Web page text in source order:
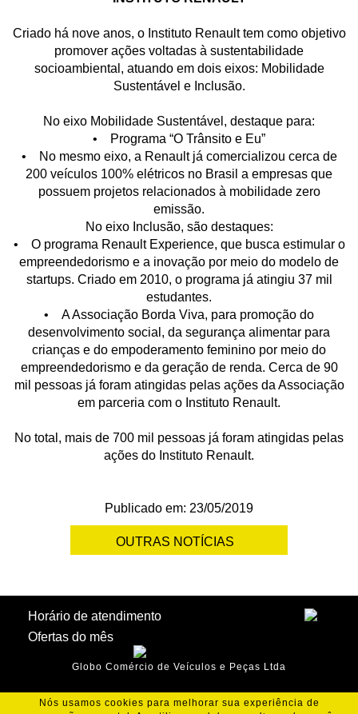
Criado há nove anos, o Instituto Renault tem como objetivo
promover ações voltadas à sustentabilidade
socioambiental, atuando em dois eixos: Mobilidade
Sustentável e Inclusão.
No eixo Mobilidade Sustentável, destaque para:
• Programa “O Trânsito e Eu”
• No mesmo eixo, a Renault já comercializou cerca de
200 veículos 100% elétricos no Brasil a empresas que
possuem projetos relacionados à mobilidade zero
emissão.
No eixo Inclusão, são destaques:
• O programa Renault Experience, que busca estimular o
empreendedorismo e a inovação por meio do modelo de
startups. Criado em 2010, o programa já atingiu 37 mil
estudantes.
• A Associação Borda Viva, para promoção do
desenvolvimento social, da segurança alimentar para
crianças e do empoderamento feminino por meio do
empreendedorismo e da geração de renda. Cerca de 90
mil pessoas já foram atingidas pelas ações da Associação
em parceria com o Instituto Renault.
No total, mais de 700 mil pessoas já foram atingidas pelas
ações do Instituto Renault.
Publicado em: 23/05/2019
OUTRAS NOTÍCIAS
Horário de atendimento
Ofertas do mês
Globo Comércio de Veículos e Peças Ltda
Nós usamos cookies para melhorar sua experiência de